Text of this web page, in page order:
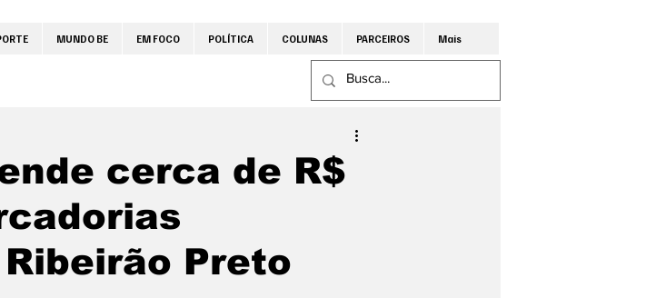
MUNDO BE EM FOCO POLÍTICA COLUNAS PARCEIROS Mais
cerca de R$
Preto